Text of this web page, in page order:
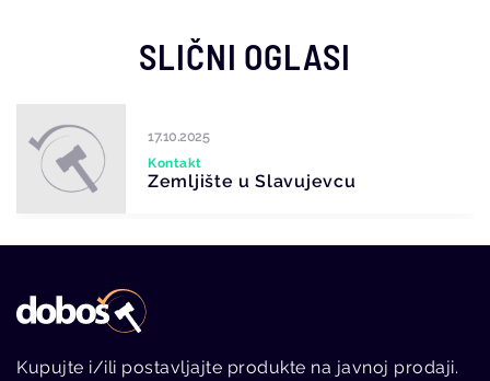
SLIČNI OGLASI
17.10.2025
Kontakt
Zemljište u Slavujevcu
Kupujte i/ili postavljajte produkte na javnoj prodaji.